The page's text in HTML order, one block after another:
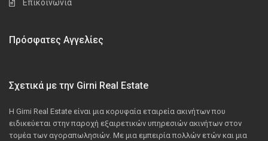
Επικοινωνία
Πρόσφατες Αγγελίες
Σχετικά με την Girni Real Estate
Η Girni Real Estate είναι μια κορυφαία εταιρεία ακινήτων που
ειδικεύεται στην παροχή εξαιρετικών υπηρεσιών ακινήτων στον
τομέα των αγοραπωλησιών. Με μια εμπειρία πολλών ετών και μια